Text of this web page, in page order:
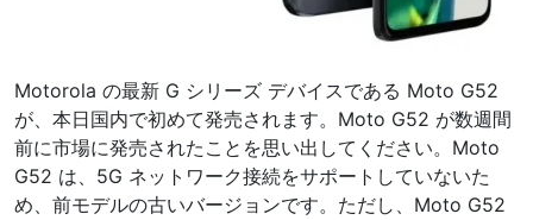
Motorola の最新 G シリーズ デバイスである Moto G52
が、本日国内で初めて発売されます。Moto G52 が数週間
前に市場に発売されたことを思い出してください。Moto
G52 は、5G ネットワーク接続をサポートしていないた
め、前モデルの古いバージョンです。ただし、Moto G52